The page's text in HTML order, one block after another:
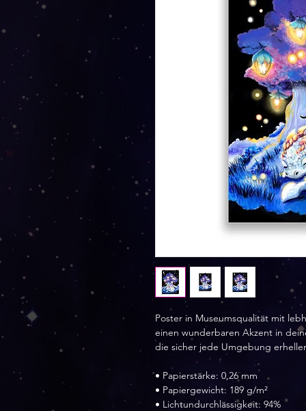
Poster in Museumsqualität mit
einen wunderbaren Akzent in
die sicher jede Umgebung
• Papierstärke: 0,26 mm
• Papiergewicht: 189 g/m²
• Lichtundurchlässigkeit: 94%